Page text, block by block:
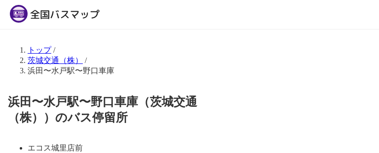
トップ/
茨城交通（株）
/
浜田〜水戸駅〜野口車庫
浜田〜水戸駅〜野口車庫（茨城交通
（株））のバス停留所
エコス城里店前